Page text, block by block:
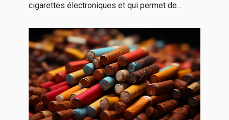
cigarettes électroniques et qui permet de...